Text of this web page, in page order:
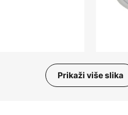
Prikaži više slika